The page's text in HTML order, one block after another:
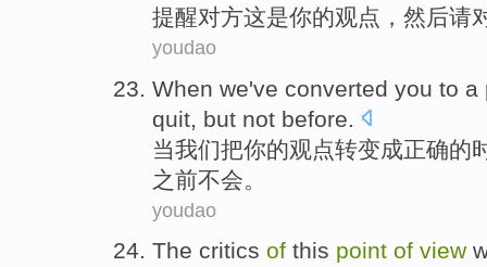
提醒对方这是你的观点 ， 然后请
youdao
When we've converted you to a
quit but not before
当我们把你的观点转变成正确的
之前不会 。
youdao
The critics of this point of view